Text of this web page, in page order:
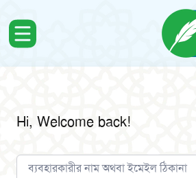
Hi, Welcome back!